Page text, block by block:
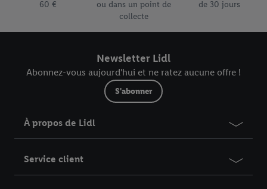
60 €
ou dans un point de
collecte
de 30 jours
Newsletter Lidl
Abonnez-vous aujourd'hui et ne ratez aucune offre !
S'abonner
À propos de Lidl
Service client